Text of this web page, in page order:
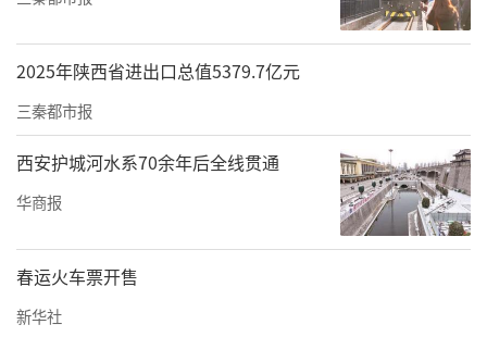
理刘明豪作了《立足产业与AI赋能的人才精准培
养探索落地经验分享》的主旨报告，介绍了企
业在产教融合方面的创新实践。义乌工商职业
技术学院创业学院院长王晓明、无锡商业职业
技术学院经济管理学院副院长王金龙、陕西财
经职业技术学院世界职业院校技能竞赛金奖指
导教师吴红阳、数字商务学院党总支书记李福
顺分别作了《基于义乌自贸区发展的市域产教
联合体建设》《洞察行业趋势，共育数智营销
2025年陕西省进出口总值5379.7亿元
三秦都市报
西安护城河水系70余年后全线贯通
华商报
春运火车票开售
新华社